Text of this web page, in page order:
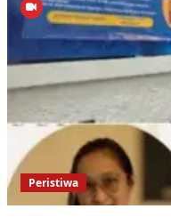
Peristiwa